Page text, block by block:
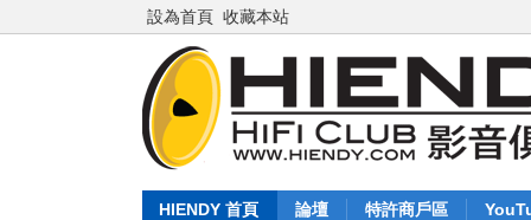
設為首頁 收藏本站
HIENDY 首頁 論壇 特許商戶區